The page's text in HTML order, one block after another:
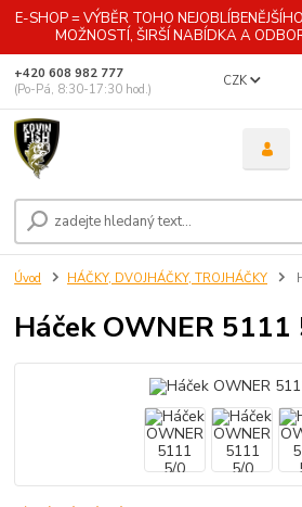
E-SHOP = VÝBĚR TOHO
MOŽNOSTÍ, ŠIRŠÍ NABÍDKA A
CZK
+420 608 982 777
(Po-Pá, 8:30-17:30 hod.)
Úvod HÁČKY, DVOJHÁČKY, TROJHÁČKY
Háček OWNER 5111